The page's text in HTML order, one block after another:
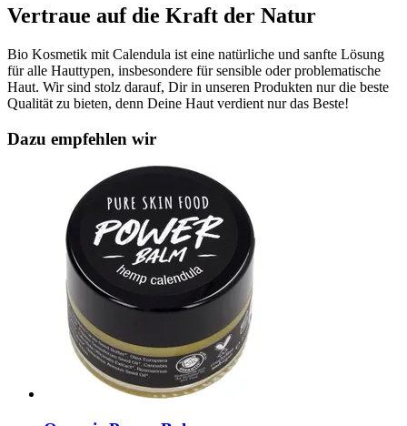
Vertraue auf die Kraft der Natur
Bio Kosmetik mit Calendula ist eine natürliche und sanfte Lösung
für alle Hauttypen, insbesondere für sensible oder problematische
Haut. Wir sind stolz darauf, Dir in unseren Produkten nur die beste
Qualität zu bieten, denn Deine Haut verdient nur das Beste!
Dazu empfehlen wir